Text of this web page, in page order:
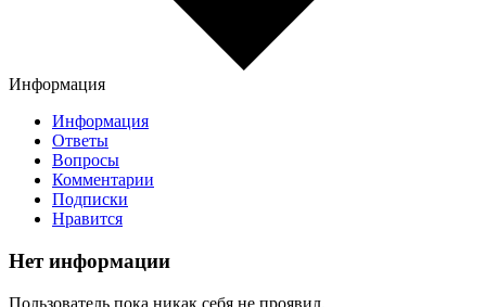
Информация
Информация
Ответы
Вопросы
Комментарии
Подписки
Нравится
Нет информации
Пользователь пока никак себя не проявил.